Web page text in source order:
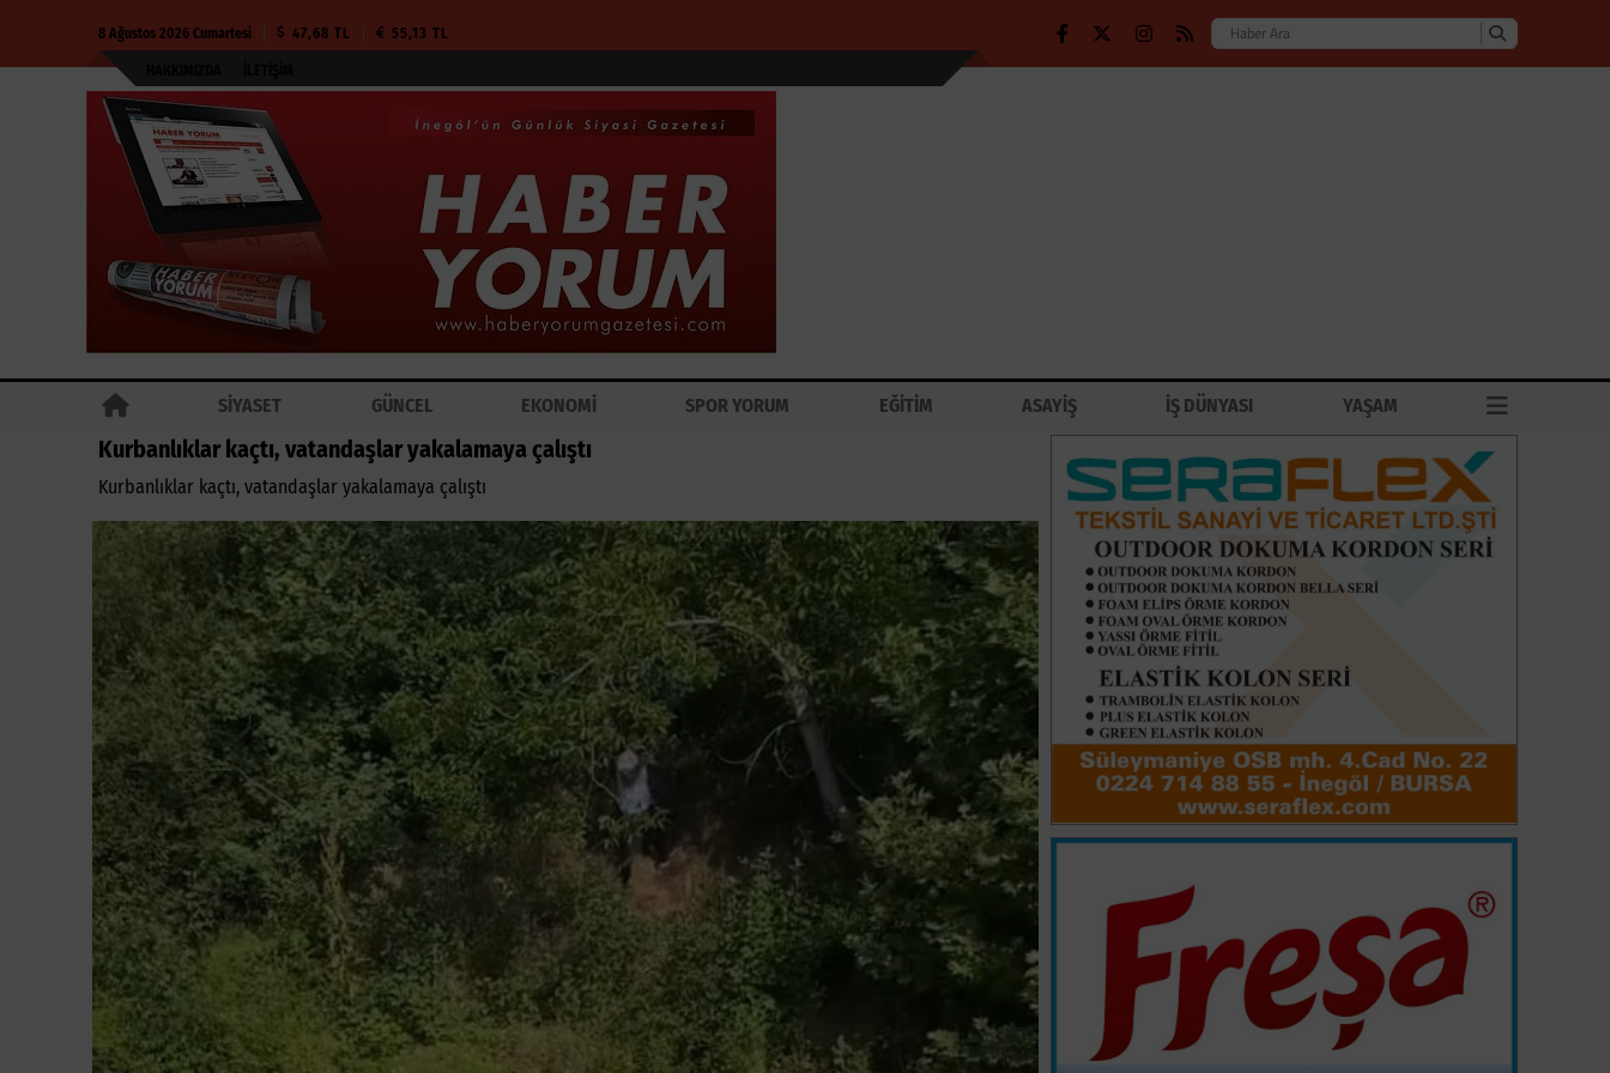
8 Ağustos 2026 Cumartesi 47,68 TL 55,13 TL
SİYASET GÜNCEL EKONOMİ SPOR YORUM EĞİTİM ASAYİŞ İŞ DÜNYASI YAŞAM
Kurbanlıklar kaçtı, vatandaşlar yakalamaya çalıştı
Kurbanlıklar kaçtı, vatandaşlar yakalamaya çalıştı